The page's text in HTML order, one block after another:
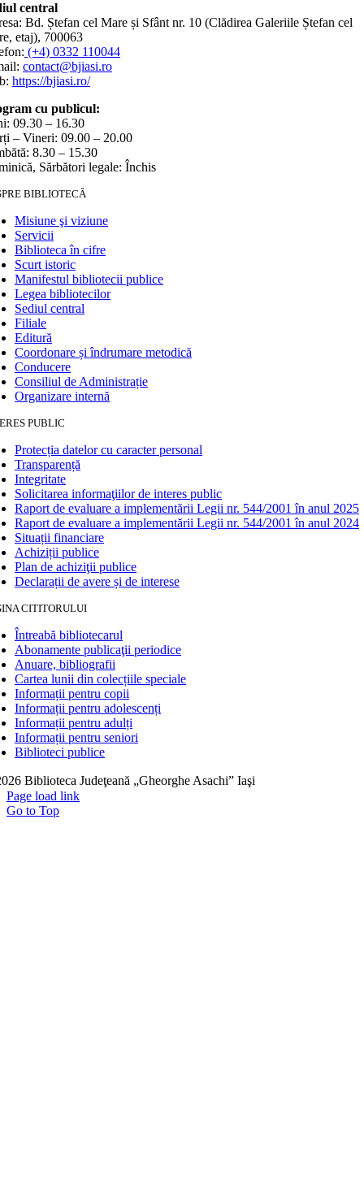
central
Bd. Ștefan cel Mare și Sfânt nr. 10 (Clădirea Galeriile Ștefan cel
etaj), 700063
(+4) 0332 110044
contact@bjiasi.ro
https://bjiasi.ro/
cu publicul:
09.30 – 16.30
– Vineri: 09.00 – 20.00
8.30 – 15.30
Sărbători legale: Închis
BIBLIOTECĂ
Misiune şi viziune
Servicii
Biblioteca în cifre
Scurt istoric
Manifestul bibliotecii publice
Legea bibliotecilor
Sediul central
Filiale
Editură
Coordonare și îndrumare metodică
Conducere
Consiliul de Administrație
Organizare internă
PUBLIC
Protecția datelor cu caracter personal
Transparență
Integritate
Solicitarea informaţiilor de interes public
Raport de evaluare a implementării Legii nr. 544/2001 în anul 2025
Raport de evaluare a implementării Legii nr. 544/2001 în anul 2024
Situații financiare
Achiziții publice
Plan de achiziţii publice
Declarații de avere și de interese
CITITORULUI
Întreabă bibliotecarul
Abonamente publicaţii periodice
Anuare, bibliografii
Cartea lunii din colecțiile speciale
Informații pentru copii
Informații pentru adolescenți
Informații pentru adulți
Informații pentru seniori
Biblioteci publice
Biblioteca Judeţeană „Gheorghe Asachi” Iaşi
Page load link
Go to Top